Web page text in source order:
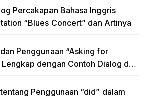
Percakapan Bahasa Inggris
“Blues Concert” dan Artinya
Penggunaan “Asking for
dengan Contoh Dialog dan
Penggunaan “did” dalam